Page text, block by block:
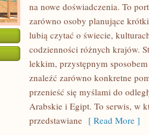
na nowe doświadczenia. To
zarówno osoby planujące
lubią czytać o świecie,
codzienności różnych krajów.
lekkim, przystępnym
znaleźć zarówno konkretne
przenieść się myślami do
Arabskie i Egipt. To serwis, w
przedstawiane [ Read More ]